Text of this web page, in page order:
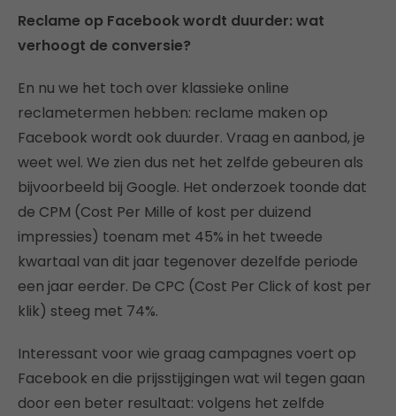
Reclame op Facebook wordt duurder: wat
verhoogt de conversie?
En nu we het toch over klassieke online
reclametermen hebben: reclame maken op
Facebook wordt ook duurder. Vraag en aanbod, je
weet wel. We zien dus net het zelfde gebeuren als
bijvoorbeeld bij Google. Het onderzoek toonde dat
de CPM (Cost Per Mille of kost per duizend
impressies) toenam met 45% in het tweede
kwartaal van dit jaar tegenover dezelfde periode
een jaar eerder. De CPC (Cost Per Click of kost per
klik) steeg met 74%.
Interessant voor wie graag campagnes voert op
Facebook en die prijsstijgingen wat wil tegen gaan
door een beter resultaat: volgens het zelfde